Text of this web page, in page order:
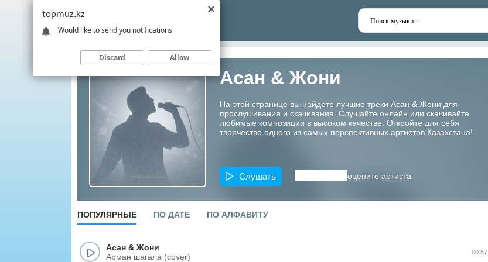
Асан & Жони
На этой странице вы найдете лучшие треки Асан & Жони для
прослушивания и скачивания. Слушайте онлайн или скачивайте
любимые композиции в высоком качестве. Откройте для себя
творчество одного из самых перспективных артистов Казахстана!
Слушать оцените артиста
ПОПУЛЯРНЫЕ ПО ДАТЕ ПО АЛФАВИТУ
Асан & Жони
Арман шагала (cover)
00:57
topmuz.kz
Would like to send you notifications
Discard Allow